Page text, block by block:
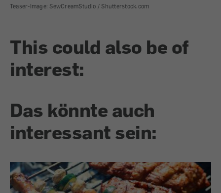
Teaser-Image: SewCreamStudio / Shutterstock.com
This could also be of
interest:
Das könnte auch
interessant sein: